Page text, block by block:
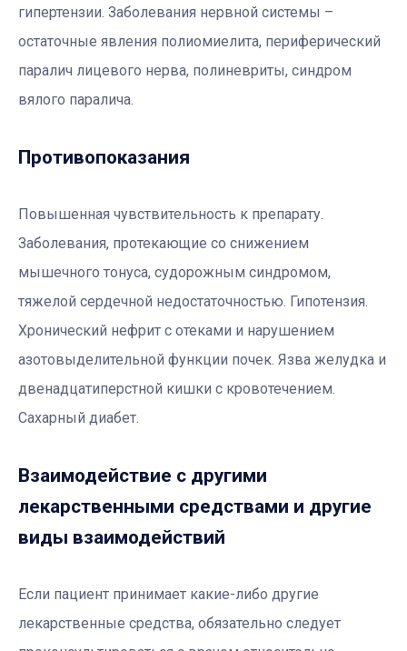
гипертензии. Заболевания нервной системы –
остаточные явления полиомиелита, периферический
паралич лицевого нерва, полиневриты, синдром
вялого паралича.
Противопоказания
Повышенная чувствительность к препарату.
Заболевания, протекающие со снижением
мышечного тонуса, судорожным синдромом,
тяжелой сердечной недостаточностью. Гипотензия.
Хронический нефрит с отеками и нарушением
азотовыделительной функции почек. Язва желудка и
двенадцатиперстной кишки с кровотечением.
Сахарный диабет.
Взаимодействие с другими
лекарственными средствами и другие
виды взаимодействий
Если пациент принимает какие-либо другие
лекарственные средства, обязательно следует